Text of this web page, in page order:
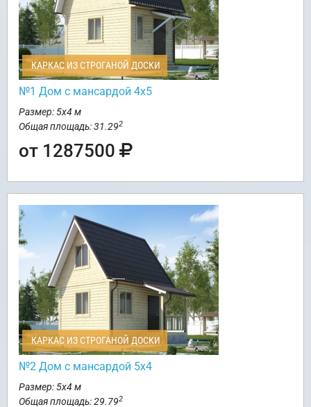
КАРКАС ИЗ СТРОГАНОЙ ДОСКИ
№1 Дом с мансардой 4х5
Размер: 5х4 м
Общая площадь: 31.292
от 1287500
КАРКАС ИЗ СТРОГАНОЙ ДОСКИ
№2 Дом с мансардой 5х4
Размер: 5х4 м
Общая площадь: 29.792